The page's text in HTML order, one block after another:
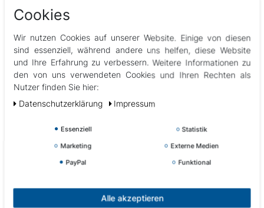
Abbildungen können vom Original abweichen.
Cookies
Wir nutzen Cookies auf unserer Website. Einige von diesen
sind essenziell, während andere uns helfen, diese Website
und Ihre Erfahrung zu verbessern. Weitere Informationen zu
den von uns verwendeten Cookies und Ihren Rechten als
Nutzer finden Sie hier:
Daten­schutz­erklärung
Impressum
Essenziell
Statistik
Marketing
Externe Medien
PayPal
Funktional
Alle akzeptieren